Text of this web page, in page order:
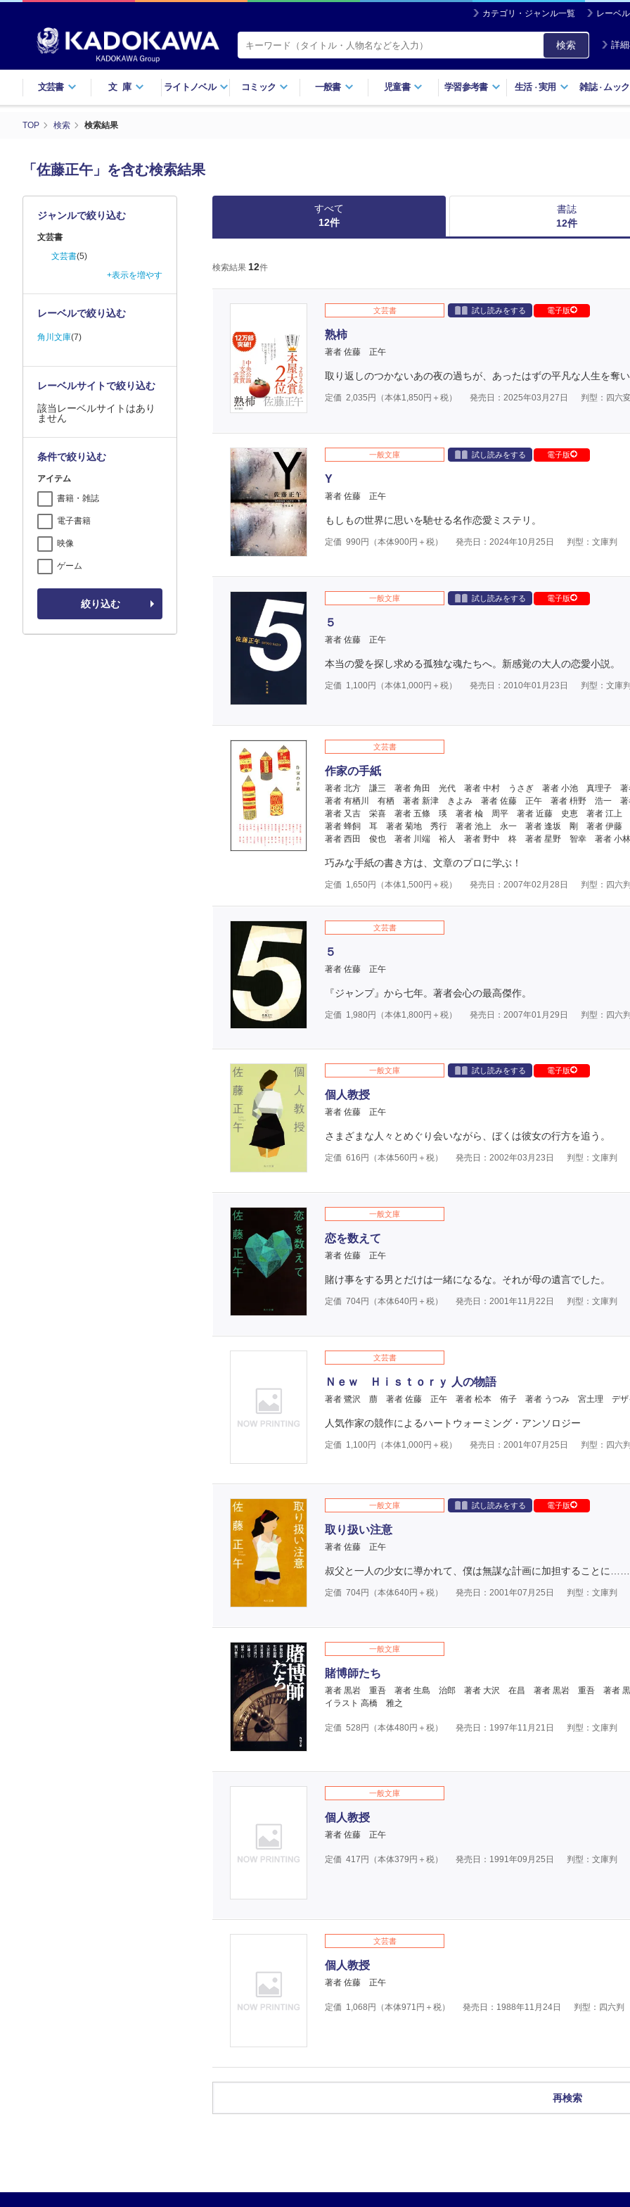
カテゴリ・ジャンル一覧 レーベ
検索 詳
文芸書 文庫 ライトノベル コミック 一般書 児童書 学習参考書 生活・実用 雑誌・ ムック
TOP 検索 検索結果
「佐藤正午」を含む検索結果
すべて
12件
書誌
12件
検索結果 12件
文芸書 試し読みをする 電子版
熟柿
著者 佐藤 正午
取り返しのつかないあの夜の過ちが、あったはずの平凡な人生を奪
定価 2,035 円（本体1,850円＋税） 発売日：2025年03月27日 判型：四六
一般文庫 試し読みをする 電子版
Y
著者 佐藤 正午
もしもの世界に思いを馳せる名作恋愛ミステリ。
定価 990円（本体900円＋税） 発売日：2024年10月25日 判型：文庫判
一般文庫 試し読みをする 電子版
５
著者 佐藤 正午
本当の愛を探し求める孤独な魂たちへ。新感覚の大人の恋愛小説。
定価 1,100円（本体1,000円＋税） 発売日：2010年01月23日 判型：文庫
文芸書
作家の手紙
著者 北方 謙三 著者 角田 光代 著者 中村 うさぎ 著者 小池 真理子
著者 有栖川 有栖
著者 新津 きよみ 著者 佐藤 正午 著者 枡野 浩一
著者 又吉 栄喜
著者 五條 瑛 著者 楡 周平 著者 近藤 史恵
著者 江上
著者 蜂飼 耳
著者 菊地 秀行 著者 池上 永一 著者 逢坂 剛
著者 伊藤
著者 西田 俊也
著者 川端 裕人 著者 野中 柊 著者 星野 智幸 著者 小
巧みな手紙の書き方は、文章のプロに学ぶ！
定価 1,650円（本体1,500円＋税） 発売日：2007年02月28日 判型：四六
文芸書
５
著者 佐藤 正午
『ジャンプ』から七年。著者会心の最高傑作。
定価 1,980円（本体1,800円＋税） 発売日：2007年01月29日 判型：四六
一般文庫 試し読みをする 電子版
個人教授
著者 佐藤 正午
さまざまな人々とめぐり会いながら、ぼくは彼女の行方を追う。
定価 616 円（本体560円＋税） 発売日：2002年03月23日 判型：文庫判
一般文庫
恋を数えて
著者 佐藤 正午
賭け事をする男とだけは一緒になるな。それが母の遺言でした。
定価 704円（本体640円＋税） 発売日：2001年11月22日 判型：文庫判
文芸書
Ｎｅｗ Ｈｉｓｔｏｒｙ 人の物語
著者 鷺沢 萠 著者 佐藤 正午 著者 松本 侑子 著者 うつみ 宮土理 デ
人気作家の競作によるハートウォーミング・アンソロジー
定価 1,100円（本体1,000円＋税） 発売日：2001年07月25日 判型：四六
一般文庫 試し読みをする 電子版
取り扱い注意
著者 佐藤 正午
叔父と一人の少女に導かれて、僕は無謀な計画に加担することに
定価 704円（本体640円＋税） 発売日：2001年07月25日 判型：文庫判
一般文庫
賭博師たち
著者 黒岩 重吾 著者 生島 治郎 著者 大沢 在昌 著者 黒岩 重吾
著者
イラスト 高橋 雅之
定価 528円（本体480円＋税） 発売日：1997年11月21日 判型：文庫判
一般文庫
個人教授
著者 佐藤 正午
定価 417円（本体379円＋税） 発売日：1991年09月25日 判型：文庫判
文芸書
個人教授
著者 佐藤 正午
定価 1,068円（本体971 円＋税） 発売日：1988年11月24日 判型：四六判
再検索
ジャンルで絞り込む
文芸書
文芸書(5)
+表示を増やす
レーベルで絞り込む
角川文庫(7)
レーベルサイトで絞り込む
該当レーベルサイトはあり
ません
条件で絞り込む
アイテム
書籍・雑誌
電子書籍
映像
ゲーム
絞り込む